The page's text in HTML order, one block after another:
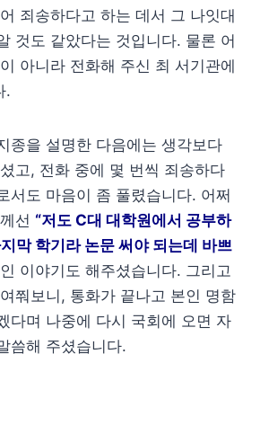
죄송하다고 하는 데서 그 나잇대
것도 같았다는 것입니다. 물론 어
아니라 전화해 주신 최 서기관에
.
종을 설명한 다음에는 생각보다
고, 전화 중에 몇 번씩 죄송하다
서도 마음이 좀 풀렸습니다. 어쩌
선 “저도 C대 대학원에서 공부하
막 학기라 논문 써야 되는데 바쁘
이야기도 해주셨습니다. 그리고
쭤보니, 통화가 끝나고 본인 명함
다며 나중에 다시 국회에 오면 자
씀해 주셨습니다.